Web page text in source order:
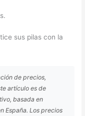
sus pilas con la
de precios,
artículo es de
basada en
España. Los precios